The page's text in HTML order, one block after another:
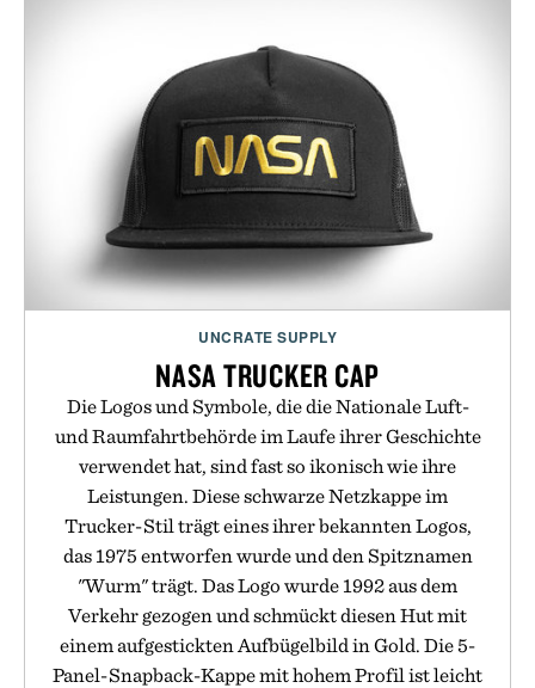
UNCRATE SUPPLY
NASA TRUCKER CAP
Die Logos und Symbole, die die Nationale Luft-
und Raumfahrtbehörde im Laufe ihrer Geschichte
verwendet hat, sind fast so ikonisch wie ihre
Leistungen. Diese schwarze Netzkappe im
Trucker-Stil trägt eines ihrer bekannten Logos,
das 1975 entworfen wurde und den Spitznamen
"Wurm" trägt. Das Logo wurde 1992 aus dem
Verkehr gezogen und schmückt diesen Hut mit
einem aufgestickten Aufbügelbild in Gold. Die 5-
Panel-Snapback-Kappe mit hohem Profil ist leicht